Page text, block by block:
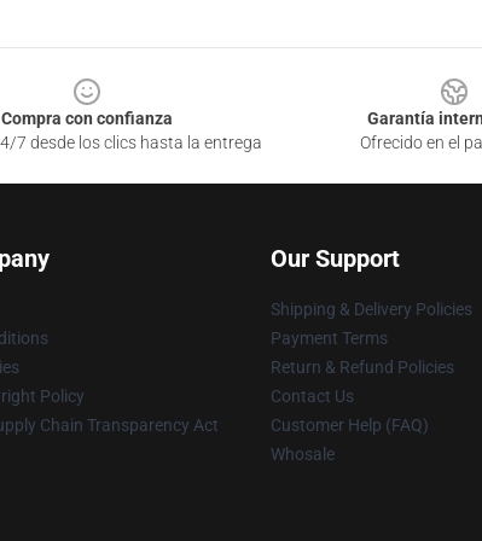
Compra con confianza
7 desde los clics hasta la entrega
Garantía
Ofrecido en el
Policy
Chain Transparency Act
Our Support
Shipping & Delivery Policies
Payment Terms
Return & Refund Policies
Contact Us
Customer Help (FAQ)
Whosale